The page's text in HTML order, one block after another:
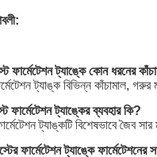
ট্যাঙ্কে কোন ধরনের
ট্যাঙ্ক বিভিন্ন কাঁচামাল,
ট্যাঙ্কের ব্যবহার কি?
ট্যাঙ্কটি বিশেষভাবে জৈব
ফার্মেটেশন ট্যাঙ্কে